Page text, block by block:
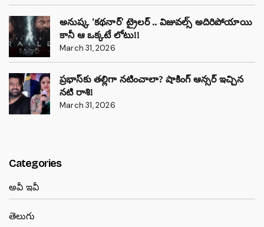
అనుష్క ‘కథనార్’ ట్రైలర్ .. విజువల్స్ అదిరిపోయాయి
కానీ ఆ ఒక్కటే లోటు!!
March 31, 2026
ప్రభాస్‌కు తల్లిగా నటించాలా? షాకింగ్ ఆన్సర్ ఇచ్చిన
నటి రాశి!
March 31, 2026
Categories
అవీ ఇవీ
తెలుగు